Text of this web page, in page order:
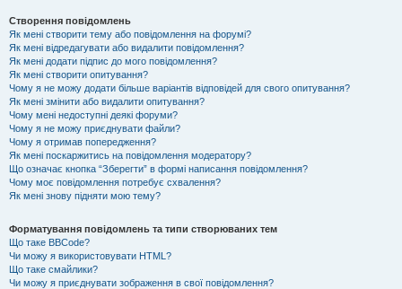
Створення повідомлень
Як мені створити тему або повідомлення на форумі?
Як мені відредагувати або видалити повідомлення?
Як мені додати підпис до мого повідомлення?
Як мені створити опитування?
Чому я не можу додати більше варіантів відповідей для свого опитування?
Як мені змінити або видалити опитування?
Чому мені недоступні деякі форуми?
Чому я не можу приєднувати файли?
Чому я отримав попередження?
Як мені поскаржитись на повідомлення модератору?
Що означає кнопка “Зберегти” в формі написання повідомлення?
Чому моє повідомлення потребує схвалення?
Як мені знову підняти мою тему?
Форматування повідомлень та типи створюваних тем
Що таке BBCode?
Чи можу я використовувати HTML?
Що таке смайлики?
Чи можу я приєднувати зображення в свої повідомлення?